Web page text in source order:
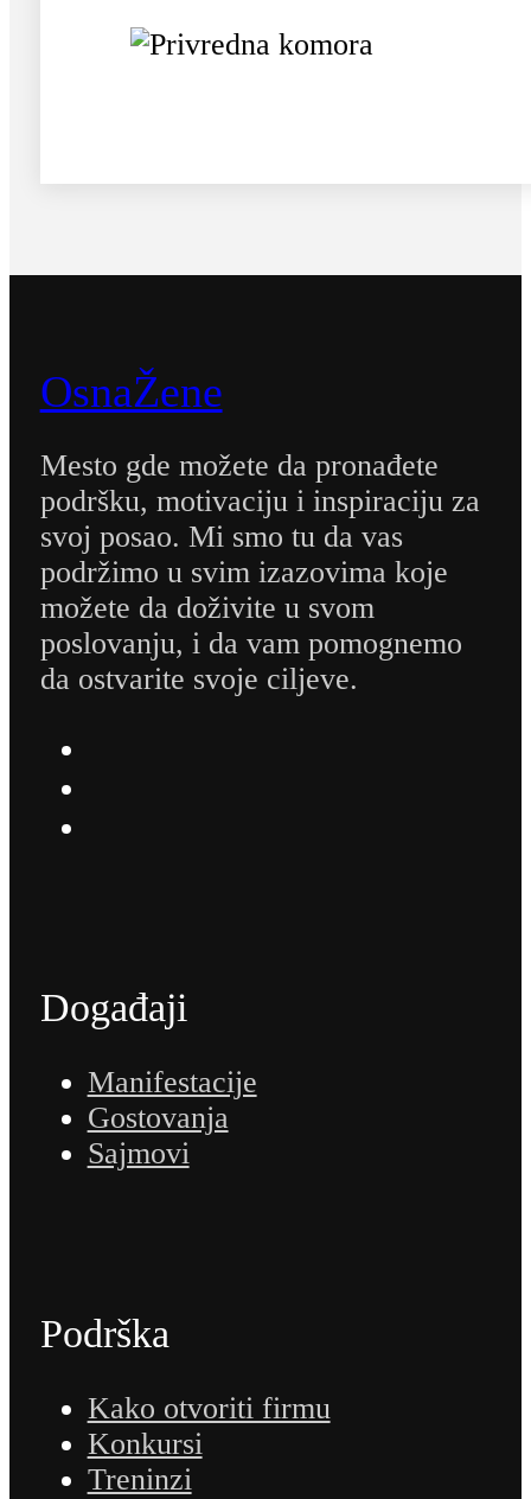
OsnaŽene
Mesto gde možete da pronađete
podršku, motivaciju i inspiraciju za
svoj posao. Mi smo tu da vas
podržimo u svim izazovima koje
možete da doživite u svom
poslovanju, i da vam pomognemo
da ostvarite svoje ciljeve.
Događaji
Manifestacije
Gostovanja
Sajmovi
Podrška
Kako otvoriti firmu
Konkursi
Treninzi